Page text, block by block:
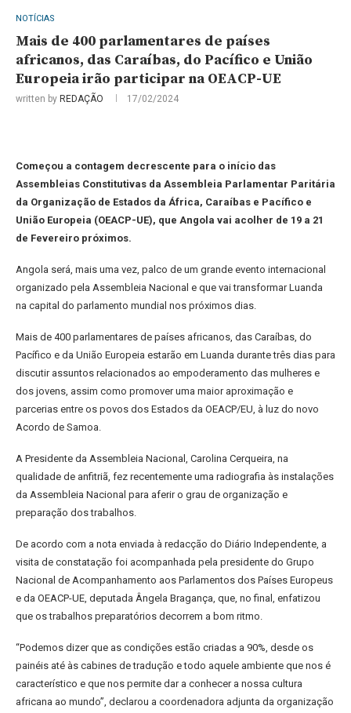
NOTÍCIAS
Mais de 400 parlamentares de países
africanos, das Caraíbas, do Pacífico e União
Europeia irão participar na OEACP-UE
written by REDAÇÃO 17/02/2024
Começou a contagem decrescente para o início das
Assembleias Constitutivas da Assembleia Parlamentar Paritária
da Organização de Estados da África, Caraíbas e Pacífico e
União Europeia (OEACP-UE), que Angola vai acolher de 19 a 21
de Fevereiro próximos.
Angola será, mais uma vez, palco de um grande evento internacional
organizado pela Assembleia Nacional e que vai transformar Luanda
na capital do parlamento mundial nos próximos dias.
Mais de 400 parlamentares de países africanos, das Caraíbas, do
Pacífico e da União Europeia estarão em Luanda durante três dias para
discutir assuntos relacionados ao empoderamento das mulheres e
dos jovens, assim como promover uma maior aproximação e
parcerias entre os povos dos Estados da OEACP/EU, à luz do novo
Acordo de Samoa.
A Presidente da Assembleia Nacional, Carolina Cerqueira, na
qualidade de anfitriã, fez recentemente uma radiografia às instalações
da Assembleia Nacional para aferir o grau de organização e
preparação dos trabalhos.
De acordo com a nota enviada à redacção do Diário Independente, a
visita de constatação foi acompanhada pela presidente do Grupo
Nacional de Acompanhamento aos Parlamentos dos Países Europeus
e da OEACP-UE, deputada Ângela Bragança, que, no final, enfatizou
que os trabalhos preparatórios decorrem a bom ritmo.
“Podemos dizer que as condições estão criadas a 90%, desde os
painéis até às cabines de tradução e todo aquele ambiente que nos é
característico e que nos permite dar a conhecer a nossa cultura
africana ao mundo”, declarou a coordenadora adjunta da organização